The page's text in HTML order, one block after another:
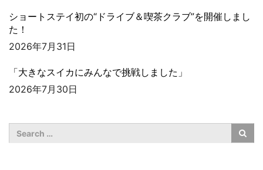
ショートステイ初の“ドライブ＆喫茶クラブ”を開催しまし
た！
2026年7月31日
「大きなスイカにみんなで挑戦しました」
2026年7月30日